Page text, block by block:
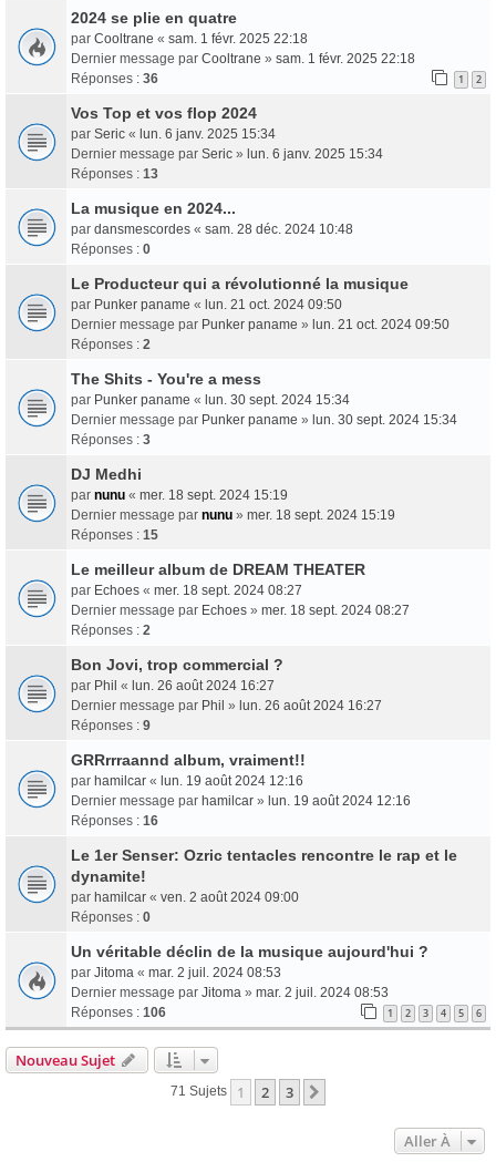
2024 se plie en quatre
par Cooltrane « sam. 1 févr. 2025 22:18
Dernier message par Cooltrane » sam. 1 févr. 2025 22:18
Réponses : 36 1 2
Vos Top et vos flop 2024
par Seric « lun. 6 janv. 2025 15:34
Dernier message par Seric » lun. 6 janv. 2025 15:34
Réponses : 13
La musique en 2024...
par dansmescordes « sam. 28 déc. 2024 10:48
Réponses : 0
Le Producteur qui a révolutionné la musique
par Punker paname « lun. 21 oct. 2024 09:50
Dernier message par Punker paname » lun. 21 oct. 2024 09:50
Réponses : 2
The Shits - You're a mess
par Punker paname « lun. 30 sept. 2024 15:34
Dernier message par Punker paname » lun. 30 sept. 2024 15:34
Réponses : 3
DJ Medhi
par nunu « mer. 18 sept. 2024 15:19
Dernier message par nunu » mer. 18 sept. 2024 15:19
Réponses : 15
Le meilleur album de DREAM THEATER
par Echoes « mer. 18 sept. 2024 08:27
Dernier message par Echoes » mer. 18 sept. 2024 08:27
Réponses : 2
Bon Jovi, trop commercial ?
par Phil « lun. 26 août 2024 16:27
Dernier message par Phil » lun. 26 août 2024 16:27
Réponses : 9
GRRrrraannd album, vraiment!!
par hamilcar « lun. 19 août 2024 12:16
Dernier message par hamilcar » lun. 19 août 2024 12:16
Réponses : 16
Le 1er Senser: Ozric tentacles rencontre le rap et le
dynamite!
par hamilcar « ven. 2 août 2024 09:00
Réponses : 0
Un véritable déclin de la musique aujourd'hui ?
par Jitoma « mar. 2 juil. 2024 08:53
Dernier message par Jitoma » mar. 2 juil. 2024 08:53
Réponses : 106 1 2 3 4 5 6
Nouveau Sujet
71 Sujets 1 2 3
Aller À